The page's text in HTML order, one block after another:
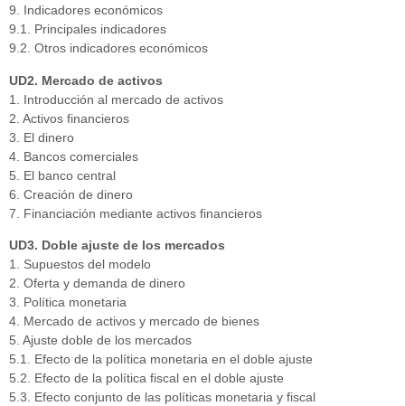
9. Indicadores económicos
9.1. Principales indicadores
9.2. Otros indicadores económicos
UD2. Mercado de activos
1. Introducción al mercado de activos
2. Activos financieros
3. El dinero
4. Bancos comerciales
5. El banco central
6. Creación de dinero
7. Financiación mediante activos financieros
UD3. Doble ajuste de los mercados
1. Supuestos del modelo
2. Oferta y demanda de dinero
3. Política monetaria
4. Mercado de activos y mercado de bienes
5. Ajuste doble de los mercados
5.1. Efecto de la política monetaria en el doble ajuste
5.2. Efecto de la política fiscal en el doble ajuste
5.3. Efecto conjunto de las políticas monetaria y fiscal